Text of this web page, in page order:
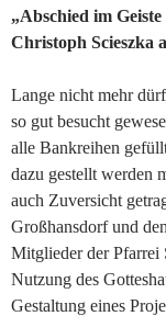
„Abschied im
Christoph Scieszka
Lange nicht mehr
so gut besucht
alle Bankreihen
dazu gestellt werden
auch Zuversicht
Großhansdorf und
Mitglieder der Pfarrei
Nutzung des
Gestaltung eines